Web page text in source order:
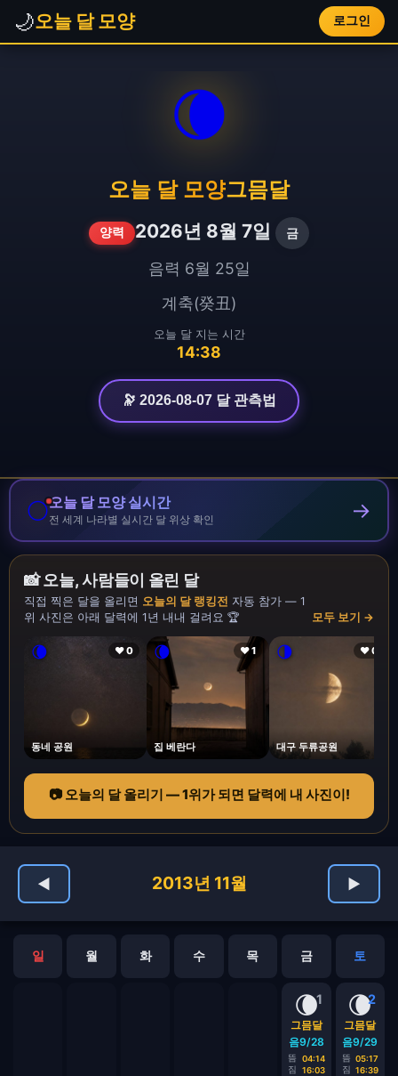
🌙오늘 달 모양 로그인
🌘
오늘 달 모양그믐달
양력 2026년 8월 7일 금
음력 6월 25일
계축(癸丑)
오늘 달 지는 시간
14:38
🔭 2026-08-07 달 관측법
🌕오늘 달 모양 실시간
전 세계 나라별 실시간 달 위상 확인 →
📸 오늘, 사람들이 올린 달
직접 찍은 달을 올리면 오늘의 달 랭킹전 자동 참가 — 1
위 사진은 아래 달력에 1년 내내 걸려요 🏆
모두 보기 →
🌘 ❤ 0
동네 공원
🌘 ❤ 1
집 베란다
🌗 ❤ 0
대구 두류공원
📷 오늘의 달 올리기 — 1위가 되면 달력에 내 사진이!
◀ 2013년 11월 ▶
일 월 화 수 목 금 토
1
🌘
그믐달
음9/28
뜸
04:14
짐
16:03
2
🌘
그믐달
음9/29
뜸 05:17
짐 16:39